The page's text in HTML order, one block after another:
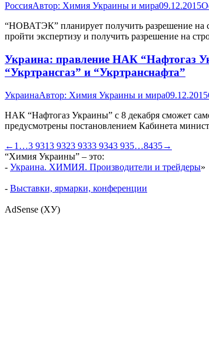
РоссияАвтор: Химия Украины и мира09.12.2015
“НОВАТЭК” планирует получить разрешение на
пройти экспертизу и получить разрешение на
Украина: правление НАК “Нафтогаз
“Укртрансгаз” и “Укртранснафта”
УкраинаАвтор: Химия Украины и мира09.12.2015
НАК “Нафтогаз Украины” с 8 декабря сможет
предусмотрены постановлением Кабинета
← 1 …3 9313 9323 9333 9343 935…8435→
“Химия Украины” – это:
- Украина. ХИМИЯ. Производители и трейдеры»
- Выставки, ярмарки, конференции
AdSense (ХУ)